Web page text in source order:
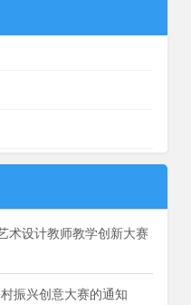
术设计教师教学创新大赛
振兴创意大赛的通知